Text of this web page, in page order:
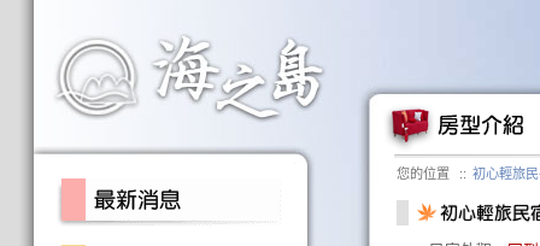
您的位置 :: 初心輕旅